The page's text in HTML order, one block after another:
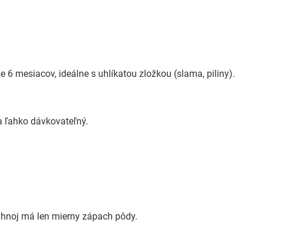
mesiacov, ideálne s uhlíkatou zložkou (slama, piliny).
ľahko dávkovateľný.
má len mierny zápach pôdy.